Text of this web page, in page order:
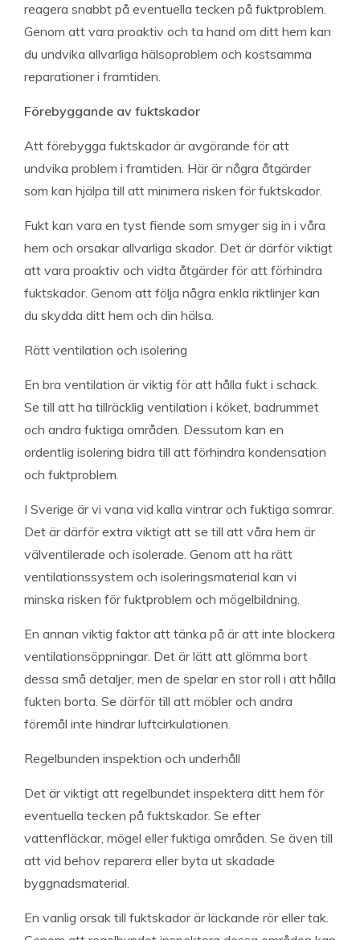
reagera snabbt på eventuella tecken på fuktproblem.
Genom att vara proaktiv och ta hand om ditt hem kan
du undvika allvarliga hälsoproblem och kostsamma
reparationer i framtiden.
Förebyggande av fuktskador
Att förebygga fuktskador är avgörande för att
undvika problem i framtiden. Här är några åtgärder
som kan hjälpa till att minimera risken för fuktskador.
Fukt kan vara en tyst fiende som smyger sig in i våra
hem och orsakar allvarliga skador. Det är därför viktigt
att vara proaktiv och vidta åtgärder för att förhindra
fuktskador. Genom att följa några enkla riktlinjer kan
du skydda ditt hem och din hälsa.
Rätt ventilation och isolering
En bra ventilation är viktig för att hålla fukt i schack.
Se till att ha tillräcklig ventilation i köket, badrummet
och andra fuktiga områden. Dessutom kan en
ordentlig isolering bidra till att förhindra kondensation
och fuktproblem.
I Sverige är vi vana vid kalla vintrar och fuktiga somrar.
Det är därför extra viktigt att se till att våra hem är
välventilerade och isolerade. Genom att ha rätt
ventilationssystem och isoleringsmaterial kan vi
minska risken för fuktproblem och mögelbildning.
En annan viktig faktor att tänka på är att inte blockera
ventilationsöppningar. Det är lätt att glömma bort
dessa små detaljer, men de spelar en stor roll i att hålla
fukten borta. Se därför till att möbler och andra
föremål inte hindrar luftcirkulationen.
Regelbunden inspektion och underhåll
Det är viktigt att regelbundet inspektera ditt hem för
eventuella tecken på fuktskador. Se efter
vattenfläckar, mögel eller fuktiga områden. Se även till
att vid behov reparera eller byta ut skadade
byggnadsmaterial.
En vanlig orsak till fuktskador är läckande rör eller tak.